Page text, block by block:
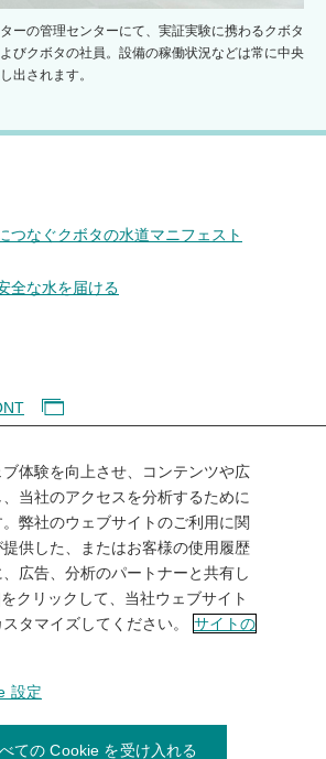
ーの管理センターにて、実証実験に携わるクボタ
びクボタの社員。設備の稼働状況などは常に中央
出されます。
つなぐクボタの水道マニフェスト
全な水を届ける
SHARE
体験を向上させ、コンテンツや広
当社のアクセスを分析するために
弊社のウェブサイトのご利用に関
供した、またはお客様の使用履歴
広告、分析のパートナーと共有し
クリックして、当社ウェブサイト
タマイズしてください。
サイトの
設定
ての Cookie を受け入れる